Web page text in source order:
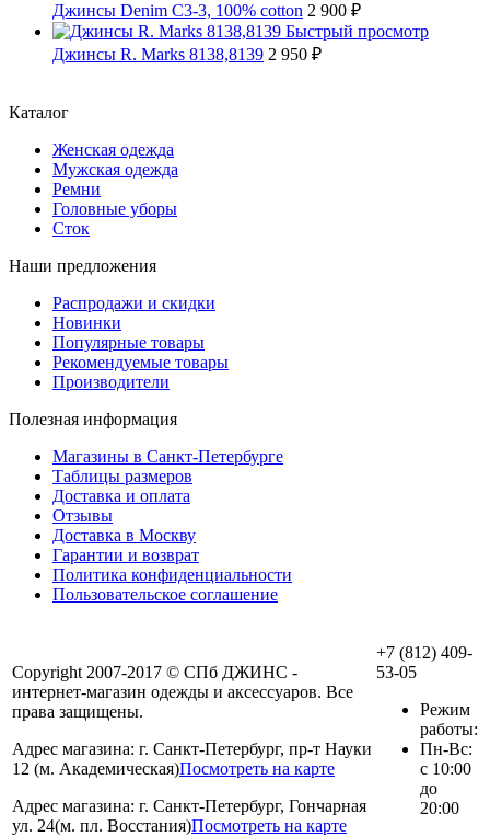
Джинсы Denim C3-3, 100% cotton 2 900 ₽
Быстрый просмотр
Джинсы R. Marks 8138,8139 2 950 ₽
Каталог
Женская одежда
Мужская одежда
Ремни
Головные уборы
Сток
Наши предложения
Распродажи и скидки
Новинки
Популярные товары
Рекомендуемые товары
Производители
Полезная информация
Магазины в Санкт-Петербурге
Таблицы размеров
Доставка и оплата
Отзывы
Доставка в Москву
Гарантии и возврат
Политика конфиденциальности
Пользовательское соглашение
Copyright 2007-2017 © СПб ДЖИНС -
интернет-магазин одежды и аксессуаров. Все
права защищены.
Адрес магазина: г. Санкт-Петербург, пр-т Науки
12 (м. Академическая)Посмотреть на карте
Адрес магазина: г. Санкт-Петербург, Гончарная
ул. 24(м. пл. Восстания)Посмотреть на карте
+7 (812) 409-
53-05
Режим
работы:
Пн-Вс:
с 10:00
до
20:00